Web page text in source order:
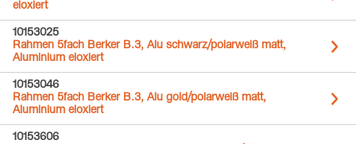
eloxiert
10153025
Rahmen 5fach Berker B.3, Alu schwarz/polarweiß matt,
Aluminium eloxiert
10153046
Rahmen 5fach Berker B.3, Alu gold/polarweiß matt,
Aluminium eloxiert
10153606